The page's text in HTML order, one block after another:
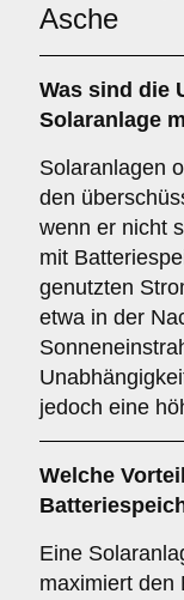
Asche
Was sind die
Solaranlage
Solaranlagen
den
wenn er nicht
mit
genutzten
etwa in der
jedoch eine
Welche
Eine
maximiert den